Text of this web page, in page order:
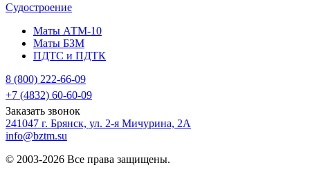
Судостроение
Маты АТМ-10
Маты БЗМ
ПДТС и ПДТК
8 (800) 222-66-09
+7 (4832) 60-60-09
Заказать звонок
241047 г. Брянск, ул. 2-я Мичурина, 2А
info@bztm.su
© 2003-2026 Все права защищены.